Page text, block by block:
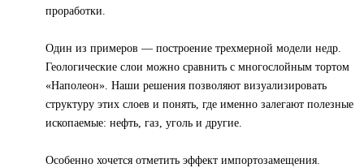
проработки.
Один из примеров — построение трехмерной модели недр.
Геологические слои можно сравнить с многослойным тортом
«Наполеон». Наши решения позволяют визуализировать
структуру этих слоев и понять, где именно залегают полезные
ископаемые: нефть, газ, уголь и другие.
Особенно хочется отметить эффект импортозамещения.